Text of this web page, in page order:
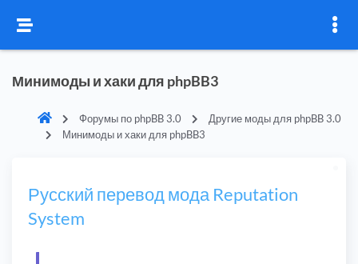
Минимоды и хаки для phpBB3
Форумы по phpBB 3.0
Другие моды для phpBB 3.0
Минимоды и хаки для phpBB3
Русский перевод мода Reputation
System